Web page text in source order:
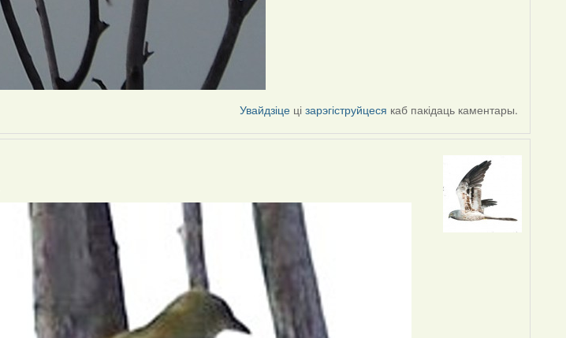
Увайдзіце цізарэгіструйцеся каб пакідаць каментары.